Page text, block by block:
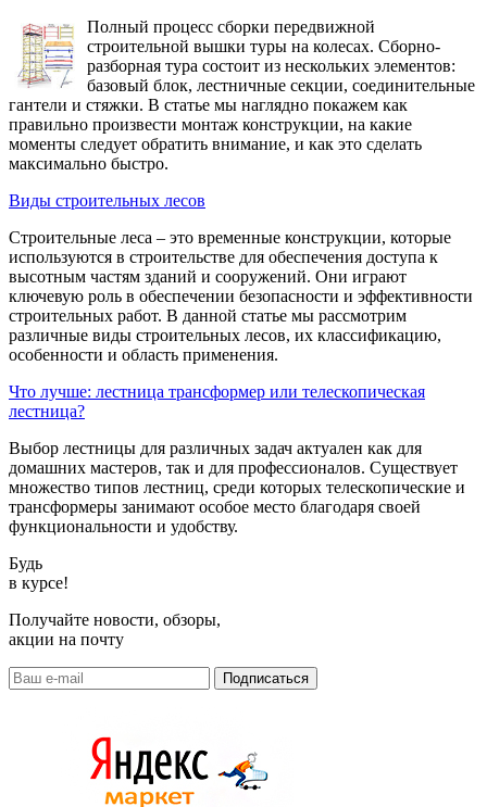
Полный процесс сборки передвижной
строительной вышки туры на колесах. Сборно-
разборная тура состоит из нескольких элементов:
базовый блок, лестничные секции, соединительные
гантели и стяжки. В статье мы наглядно покажем как
правильно произвести монтаж конструкции, на какие
моменты следует обратить внимание, и как это сделать
максимально быстро.
Виды строительных лесов
Строительные леса – это временные конструкции, которые
используются в строительстве для обеспечения доступа к
высотным частям зданий и сооружений. Они играют
ключевую роль в обеспечении безопасности и эффективности
строительных работ. В данной статье мы рассмотрим
различные виды строительных лесов, их классификацию,
особенности и область применения.
Что лучше: лестница трансформер или телескопическая
лестница?
Выбор лестницы для различных задач актуален как для
домашних мастеров, так и для профессионалов. Существует
множество типов лестниц, среди которых телескопические и
трансформеры занимают особое место благодаря своей
функциональности и удобству.
Будь
в курсе!
Получайте новости, обзоры,
акции на почту